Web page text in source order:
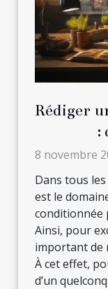
Rédiger
:
8 novembre
Dans tous
est le
conditionnée
Ainsi, pour
important de
À cet effet,
d’un